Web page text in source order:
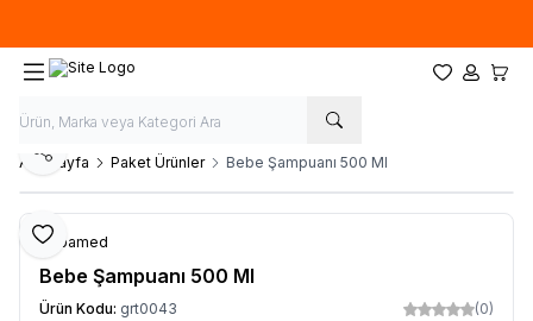
Favorilerim
Hesabım
Ana Sayfa Paket Ürünler Bebe Şampuanı 500 Ml
Favoriye Ekle
Paylaş
Sebamed
Bebe Şampuanı 500 Ml
Ürün Kodu: grt0043 (0)